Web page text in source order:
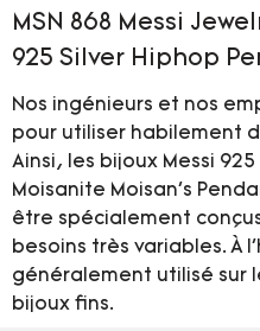
MSN 868 Messi
925 Silver Hiphop
Nos ingénieurs et nos
pour utiliser habilement
Ainsi, les bijoux Messi
Moisanite Moisan's
être spécialement
besoins très variables. À
généralement utilisé sur
bijoux fins.